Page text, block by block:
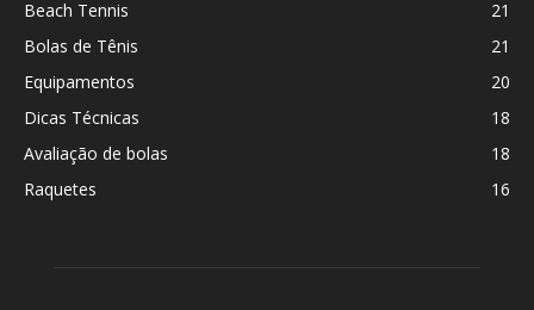
Beach Tennis
21
Bolas de Tênis
21
Equipamentos
20
Dicas Técnicas
18
Avaliação de bolas
18
Raquetes
16